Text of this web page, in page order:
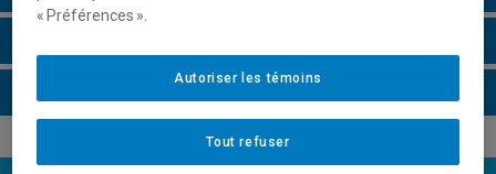
« Préférences ».
Tout refuser
Autoriser les témoins